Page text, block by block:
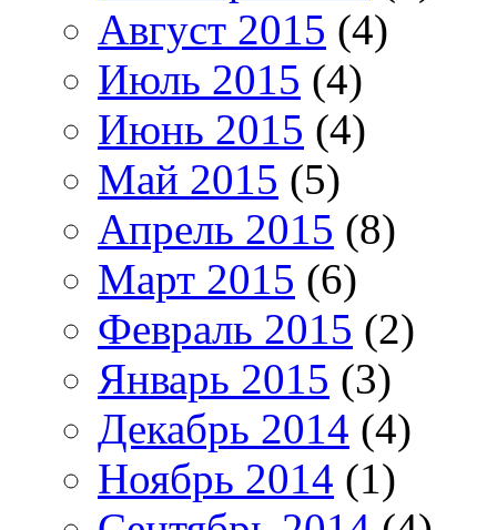
Август 2015 (4)
Июль 2015 (4)
Июнь 2015 (4)
Май 2015 (5)
Апрель 2015 (8)
Март 2015 (6)
Февраль 2015 (2)
Январь 2015 (3)
Декабрь 2014 (4)
Ноябрь 2014 (1)